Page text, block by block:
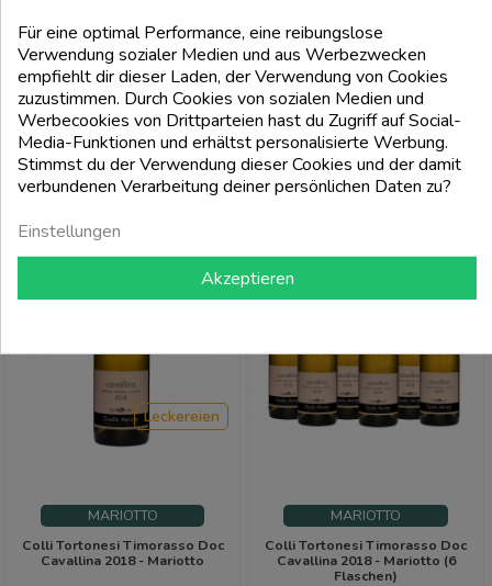
Timorasso-Weins verzaubern zu lassen.
Colli Tortonesi Timorasso Doc
Pitasso 2018 - Mariotto
Preis
32,00 €
add_shopping_cart
Colli Tortonesi Timorasso Doc
Derthona 2019 - Mariotto
Preis
15,99 €
add_shopping_cart
MARIOTTO
Colli Tortonesi Timorasso Doc
Cavallina 2018 - Mariotto
Leckereien
MARIOTTO
Colli Tortonesi Timorasso Doc
Cavallina 2018 - Mariotto (6
Flaschen)
ARTIKELBÜNDEL
Für eine optimal Performance, eine reibungslose
Verwendung sozialer Medien und aus Werbezwecken
empfiehlt dir dieser Laden, der Verwendung von Cookies
zuzustimmen. Durch Cookies von sozialen Medien und
Werbecookies von Drittparteien hast du Zugriff auf Social-
Media-Funktionen und erhältst personalisierte Werbung.
Stimmst du der Verwendung dieser Cookies und der damit
verbundenen Verarbeitung deiner persönlichen Daten zu?
Einstellungen
Akzeptieren